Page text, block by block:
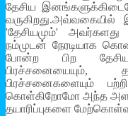
தேசிய
வருகிறது.அவ்வகையில்
'தேசியமும்' அவர்களது
நம்முடன் நேரடியாக
போன்ற பிற
பிரச்சனையையும்,
பிரச்சனைகளையும்
கொள்கிறோமோ அந்த
தயாரிப்புகளை